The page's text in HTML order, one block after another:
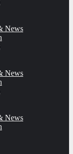
News
News
News